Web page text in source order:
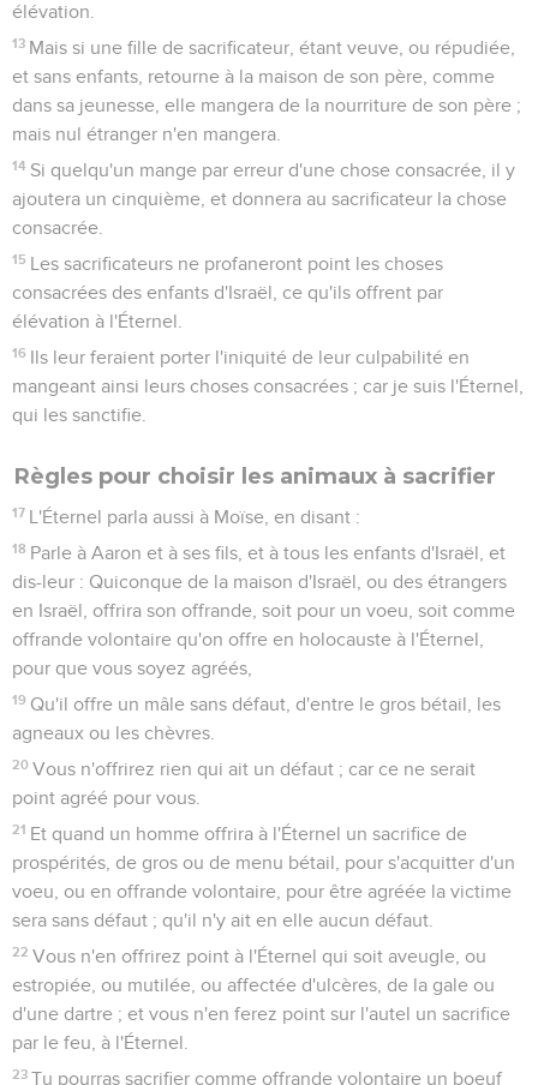
élévation.
13 Mais si une fille de sacrificateur, étant veuve, ou répudiée,
et sans enfants, retourne à la maison de son père, comme
dans sa jeunesse, elle mangera de la nourriture de son père ;
mais nul étranger n'en mangera.
14 Si quelqu'un mange par erreur d'une chose consacrée, il y
ajoutera un cinquième, et donnera au sacrificateur la chose
consacrée.
15 Les sacrificateurs ne profaneront point les choses
consacrées des enfants d'Israël, ce qu'ils offrent par
élévation à l'Éternel.
16 Ils leur feraient porter l'iniquité de leur culpabilité en
mangeant ainsi leurs choses consacrées ; car je suis l'Éternel,
qui les sanctifie.
Règles pour choisir les animaux à sacrifier
17 L'Éternel parla aussi à Moïse, en disant :
18 Parle à Aaron et à ses fils, et à tous les enfants d'Israël, et
dis-leur : Quiconque de la maison d'Israël, ou des étrangers
en Israël, offrira son offrande, soit pour un voeu, soit comme
offrande volontaire qu'on offre en holocauste à l'Éternel,
pour que vous soyez agréés,
19 Qu'il offre un mâle sans défaut, d'entre le gros bétail, les
agneaux ou les chèvres.
20 Vous n'offrirez rien qui ait un défaut ; car ce ne serait
point agréé pour vous.
21 Et quand un homme offrira à l'Éternel un sacrifice de
prospérités, de gros ou de menu bétail, pour s'acquitter d'un
voeu, ou en offrande volontaire, pour être agréée la victime
sera sans défaut ; qu'il n'y ait en elle aucun défaut.
22 Vous n'en offrirez point à l'Éternel qui soit aveugle, ou
estropiée, ou mutilée, ou affectée d'ulcères, de la gale ou
d'une dartre ; et vous n'en ferez point sur l'autel un sacrifice
par le feu, à l'Éternel.
23 Tu pourras sacrifier comme offrande volontaire un boeuf